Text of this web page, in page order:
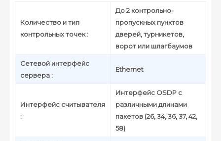
Количество и тип
контрольных точек :
До 2 контрольно-
пропускных пунктов
дверей, турникетов,
ворот или шлагбаумов
Сетевой интерфейс
сервера :
Ethernet
Интерфейс считывателя
:
Интерфейс OSDP с
различными длинами
пакетов (26, 34, 36, 37, 42,
58)